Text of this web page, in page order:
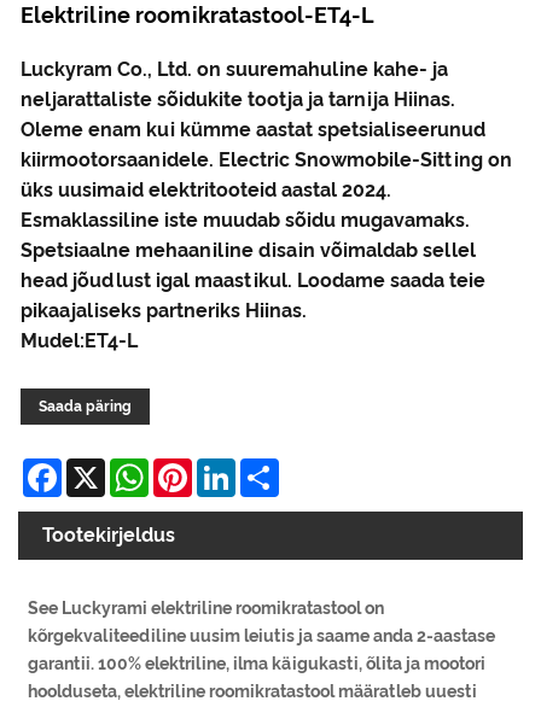
Elektriline roomikratastool-ET4-L
Luckyram Co., Ltd. on suuremahuline kahe- ja
neljarattaliste sõidukite tootja ja tarnija Hiinas.
Oleme enam kui kümme aastat spetsialiseerunud
kiirmootorsaanidele. Electric Snowmobile-Sitting on
üks uusimaid elektritooteid aastal 2024.
Esmaklassiline iste muudab sõidu mugavamaks.
Spetsiaalne mehaaniline disain võimaldab sellel
head jõudlust igal maastikul. Loodame saada teie
pikaajaliseks partneriks Hiinas.
Mudel:ET4-L
Saada päring
Facebook
X WhatsApp
Pinterest
LinkedIn
Tootekirjeldus
See Luckyrami elektriline roomikratastool on
kõrgekvaliteediline uusim leiutis ja saame anda 2-aastase
garantii. 100% elektriline, ilma käigukasti, õlita ja mootori
hoolduseta, elektriline roomikratastool määratleb uuesti